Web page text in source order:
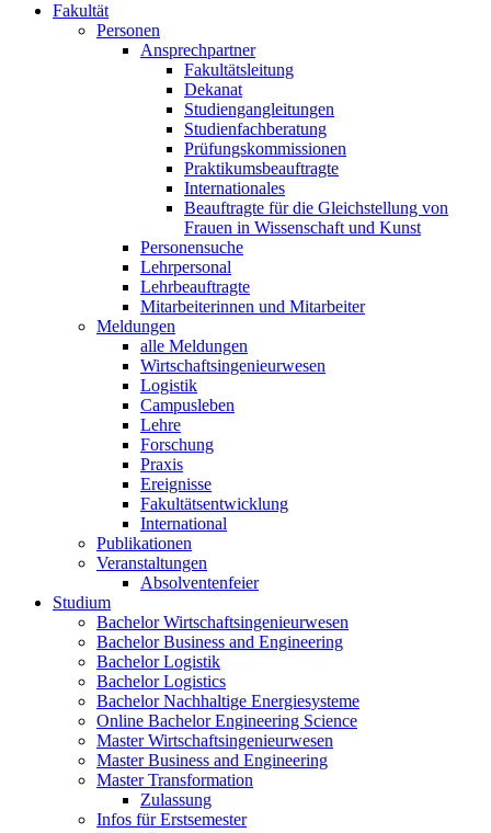
Fakultät
Personen
Ansprechpartner
Fakultätsleitung
Dekanat
Studiengangleitungen
Studienfachberatung
Prüfungskommissionen
Praktikumsbeauftragte
Internationales
Beauftragte für die Gleichstellung von
Frauen in Wissenschaft und Kunst
Personensuche
Lehrpersonal
Lehrbeauftragte
Mitarbeiterinnen und Mitarbeiter
Meldungen
alle Meldungen
Wirtschaftsingenieurwesen
Logistik
Campusleben
Lehre
Forschung
Praxis
Ereignisse
Fakultätsentwicklung
International
Publikationen
Veranstaltungen
Absolventenfeier
Studium
Bachelor Wirtschaftsingenieurwesen
Bachelor Business and Engineering
Bachelor Logistik
Bachelor Logistics
Bachelor Nachhaltige Energiesysteme
Online Bachelor Engineering Science
Master Wirtschaftsingenieurwesen
Master Business and Engineering
Master Transformation
Zulassung
Infos für Erstsemester